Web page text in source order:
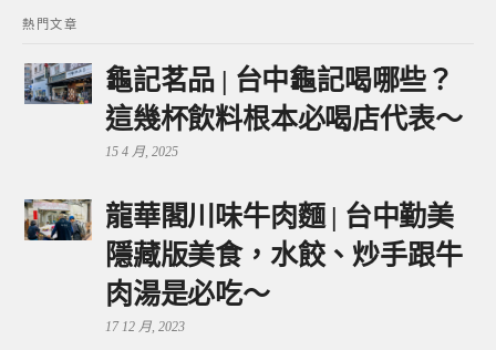
熱門文章
龜記茗品 | 台中龜記喝哪些？
這幾杯飲料根本必喝店代表～
15 4 月, 2025
龍華閣川味牛肉麵 | 台中勤美
隱藏版美食，水餃、炒手跟牛
肉湯是必吃～
17 12 月, 2023